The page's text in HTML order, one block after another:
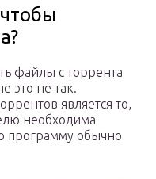
файлы с торрента
это не так.
является то,
необходима
программу обычно